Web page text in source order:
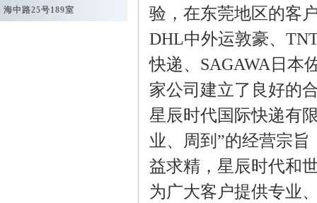
海中路25号189室
验，在东莞地区的客
DHL中外运敦豪、
快递、SAGAWA日本
家公司建立了良好的
星辰时代国际快递有
业、周到”的经营宗
益求精，星辰时代和
为广大客户提供专业